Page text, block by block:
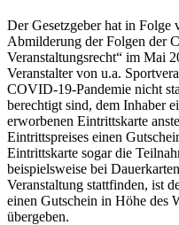
Der Gesetzgeber hat in Folge
Abmilderung der Folgen der
Veranstaltungsrecht“ im Mai
Veranstalter von u.a.
COVID-19-Pandemie nicht
berechtigt sind, dem Inhaber
erworbenen Eintrittskarte
Eintrittspreises einen
Eintrittskarte sogar die
beispielsweise bei
Veranstaltung stattfinden, ist
einen Gutschein in Höhe des
übergeben.